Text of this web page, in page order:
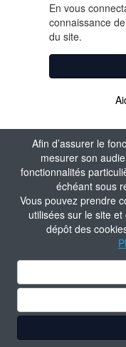
Afin d’assurer le
mesurer son
fonctionnalités
échéant sous
Vous pouvez prendre
utilisées sur le site
dépôt des
En vous
connaissance
du site.